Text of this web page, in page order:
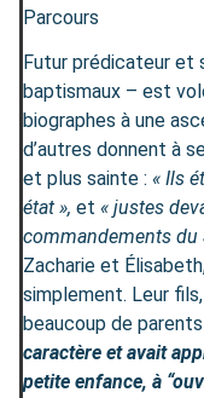
Parcours
Futur prédicateur et
baptismaux – est
biographes à une
d’autres donnent à
et plus sainte : « Ils
état », et « justes
commandements du
Zacharie et
simplement. Leur
beaucoup de parents
caractère et avait
petite enfance, à